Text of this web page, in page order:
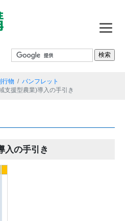
行物
パンフレット
支援型農業)導入の手引き
入の手引き